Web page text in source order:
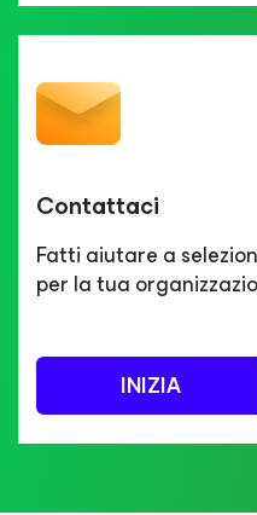
Contattaci
Fatti aiutare a
per la tua
INIZIA